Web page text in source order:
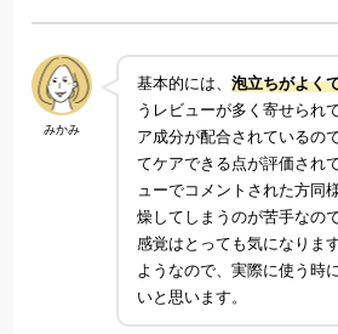
みかみ
基本的には、泡立ちがよく
うレビューが多く寄せられ
ア成分が配合されているの
てケアできる点が評価され
ューでコメントされた方同
燥してしまうのが苦手なの
感覚はとっても気になりま
ようなので、実際に使う時
いと思います。